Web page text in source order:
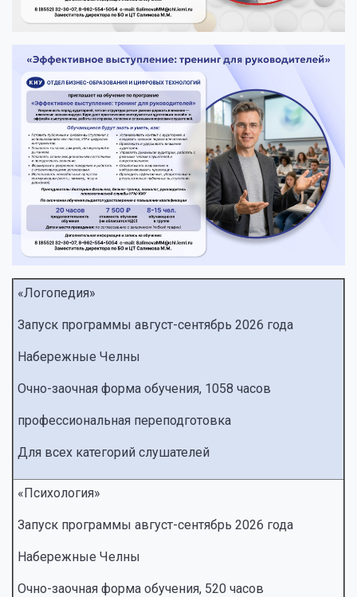
«Логопедия»
Запуск программы август-сентябрь 2026 года
Набережные Челны
Очно-заочная форма обучения, 1058 часов
профессиональная переподготовка
Для всех категорий слушателей
«Психология»
Запуск программы август-сентябрь 2026 года
Набережные Челны
Очно-заочная форма обучения, 520 часов